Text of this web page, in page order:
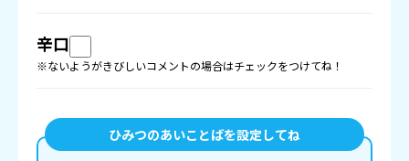
辛口
※ないようがきびしいコメントの場合はチェックをつけてね！
ひみつのあいことばを設定してね